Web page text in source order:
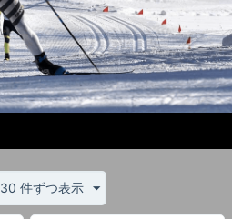
30 件ずつ表示